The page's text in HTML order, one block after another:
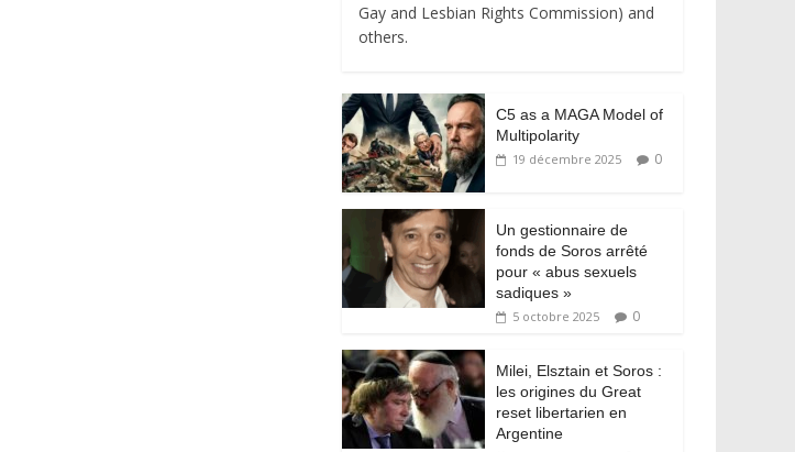
Gay and Lesbian Rights Commission) and
others.
C5 as a MAGA Model of
Multipolarity
19 décembre 2025 0
Un gestionnaire de
fonds de Soros arrêté
pour « abus sexuels
sadiques »
5 octobre 2025 0
Milei, Elsztain et Soros :
les origines du Great
reset libertarien en
Argentine